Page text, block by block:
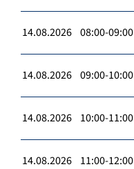
14.08.2026 08:00-09:00
14.08.2026 09:00-10:00
14.08.2026 10:00-11:00
14.08.2026 11:00-12:00